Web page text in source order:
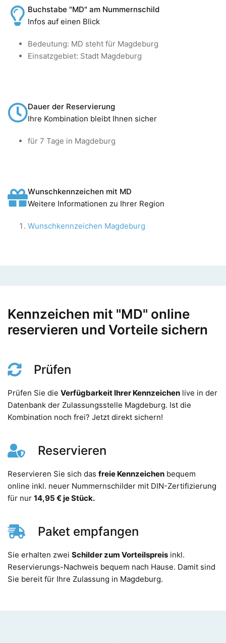
Buchstabe "MD" am Nummernschild
Infos auf einen Blick
Bedeutung: MD steht für Magdeburg
Einsatzgebiet: Stadt Magdeburg
Dauer der Reservierung
Ihre Kombination bleibt Ihnen sicher
für 7 Tage in Magdeburg
Wunschkennzeichen mit MD
Weitere Informationen zu Ihrer Region
Wunschkennzeichen Magdeburg
Kennzeichen mit "MD" online
reservieren und Vorteile sichern
Prüfen
Prüfen Sie die Verfügbarkeit Ihrer Kennzeichen live in der
Datenbank der Zulassungsstelle Magdeburg. Ist die
Kombination noch frei? Jetzt direkt sichern!
Reservieren
Reservieren Sie sich das freie Kennzeichen bequem
online inkl. neuer Nummernschilder mit DIN-Zertifizierung
für nur 14,95 € je Stück.
Paket empfangen
Sie erhalten zwei Schilder zum Vorteilspreis inkl.
Reservierungs-Nachweis bequem nach Hause. Damit sind
Sie bereit für Ihre Zulassung in Magdeburg.